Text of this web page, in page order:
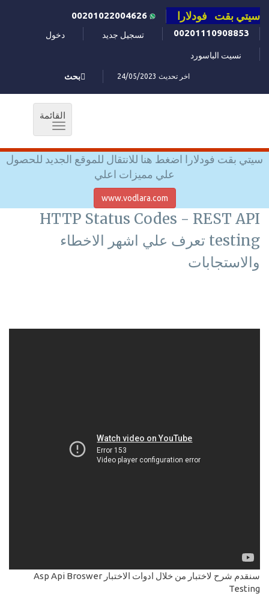
سيتي بقت فودلارا
00201110908853
تسجيل جديد دخول
نسيت الباسورد
اخر تحديث 24/05/2023 بحث
القائمة
Toggle
سيتي بقت فودلارا اضغط هنا للانتقال للموقع الجديد للحصول
علي مميزات اعلي
www.vodlara.com
HTTP Status Codes - REST API
testing تعرف علي اشهر الاخطاء
والاستجابات
سنقدم شرح لاختبار من خلال ادوات الاختبار Asp Api Broswer
Testing